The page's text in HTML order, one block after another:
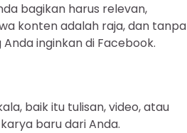
bagikan harus relevan,
konten adalah raja, dan tanpa
inginkan di Facebook.
baik itu tulisan, video, atau
baru dari Anda.